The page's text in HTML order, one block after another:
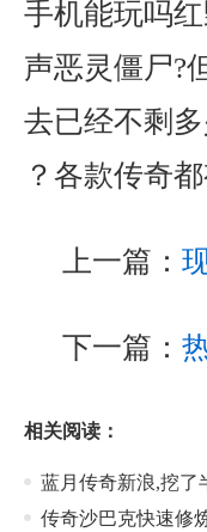
手机能玩吗
声恶灵僵尸?
去已经不剩
？各款传奇
上一篇：
下一篇：
相关阅读：
蓝月传奇新浪,挖了
传奇沙巴克快速修